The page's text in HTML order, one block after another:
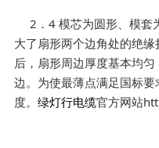
2．4 模芯为圆形、模套
大了扇形两个边角处的绝
后，扇形周边厚度基本均
边。为使最薄点满足国标
度。绿灯行电缆官方网站